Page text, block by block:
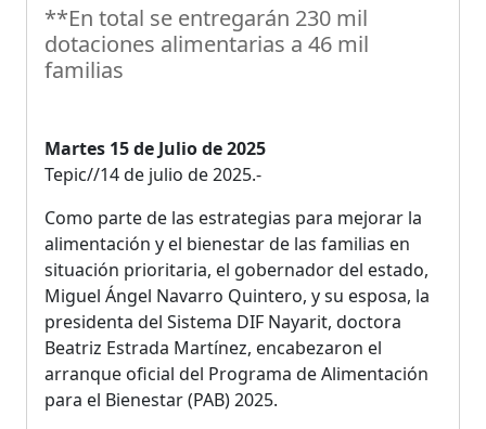
**En total se entregarán 230 mil
dotaciones alimentarias a 46 mil
familias
Martes 15 de Julio de 2025
Tepic//14 de julio de 2025.-
Como parte de las estrategias para mejorar la
alimentación y el bienestar de las familias en
situación prioritaria, el gobernador del estado,
Miguel Ángel Navarro Quintero, y su esposa, la
presidenta del Sistema DIF Nayarit, doctora
Beatriz Estrada Martínez, encabezaron el
arranque oficial del Programa de Alimentación
para el Bienestar (PAB) 2025.